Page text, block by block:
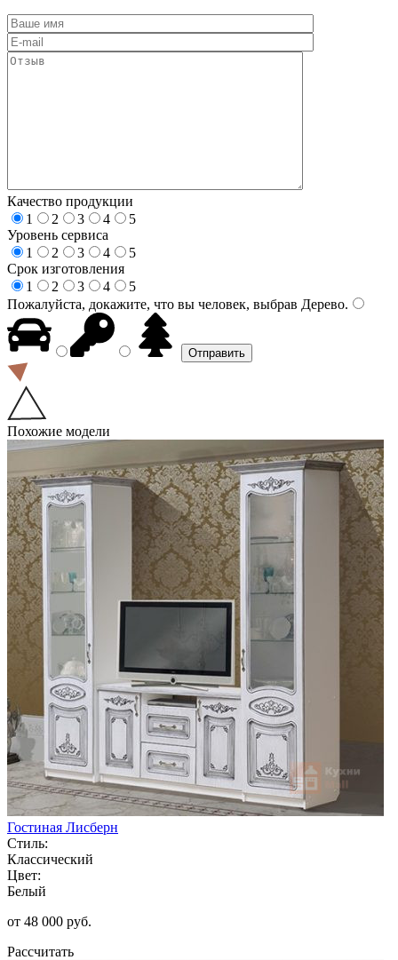
Качество продукции
1
2 3 4
5
Уровень сервиса
1
2 3 4
5
Срок изготовления
1
2 3 4
5
Пожалуйста, докажите, что вы человек, выбрав Дерево.
Похожие модели
Гостиная Лисберн
Стиль:
Классический
Цвет:
Белый
от 48 000 руб.
Рассчитать